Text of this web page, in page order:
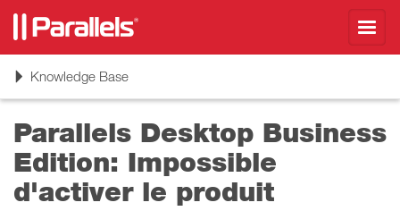
ToggleKnowledge Base
Parallels Desktop Business
Edition: Impossible
d'activer le produit